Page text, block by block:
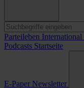
Parteileben International
Podcasts Startseite
E-Paper Newsletter